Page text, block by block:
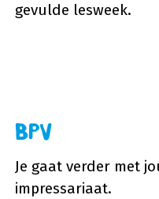
gevulde lesweek.
BPV
Je gaat verder met
impressariaat.